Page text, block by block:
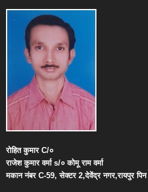
रोहित कुमारC/०
राजेश कुमार वर्माs/० कोमू राम वर्मा
मकान नंबरC-59,सेक्टर2,देवेंद्र नगर,रायपुर पिन